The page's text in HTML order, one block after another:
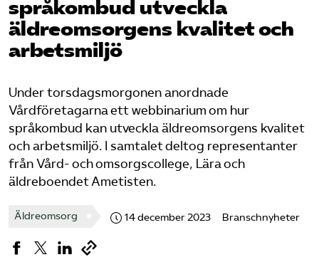
Mina sidor
Privat Vårdfakta
Bli medlem
Logga in på Arbetsgivarguiden
Sök på vardforetagarna.se
språkombud utveckla
äldreomsorgens kvalitet och
arbetsmiljö
Under torsdagsmorgonen anordnade
Vårdföretagarna ett webbinarium om hur
språkombud kan utveckla äldreomsorgens kvalitet
och arbetsmiljö. I samtalet deltog representanter
från Vård- och omsorgscollege, Lära och
äldreboendet Ametisten.
Äldreomsorg 14 december 2023 Branschnyheter